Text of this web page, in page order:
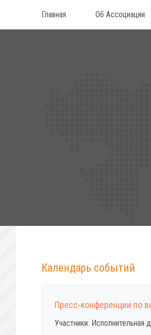
Главная Об Ассоциации
Календарь событий
Пресс-конференции по
Участники: Исполнительная